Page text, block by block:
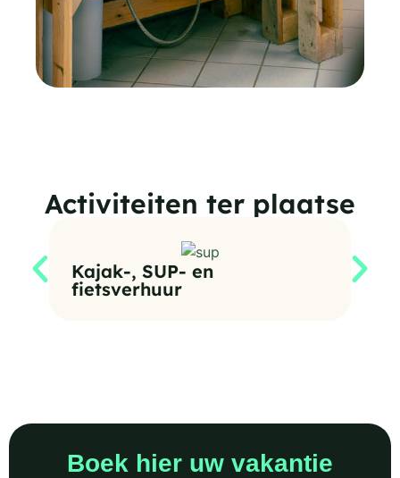
Activiteiten ter plaatse
Kajak-, SUP- en
fietsverhuur
Boek hier uw vakantie